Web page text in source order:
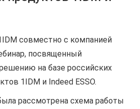
совместно с компанией
посвященный
на базе российских
1IDM и Indeed ESSO.
рассмотрена схема работы